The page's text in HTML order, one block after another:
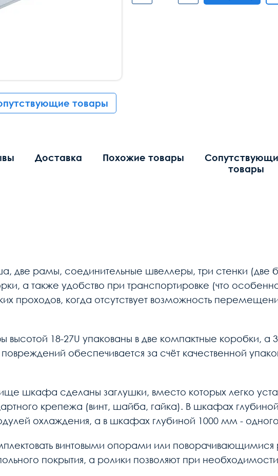
товары
Доставка Похожие товары
товары
две рамы, соединительные швеллеры, три стенки (две
а также удобство при транспортировке (что
проходов, когда отсутствует возможность
18-27U упакованы в две компактные коробки, а
обеспечивается за счёт качественной
шкафа сделаны заглушки, вместо которых легко
крепежа (винт, шайба, гайка). В шкафах
охлаждения, а в шкафах глубиной 1000 мм -
винтовыми опорами или поворачивающимися
покрытия, а ролики позволяют при